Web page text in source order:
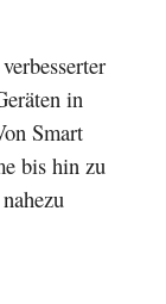
in
Smart
bis hin zu